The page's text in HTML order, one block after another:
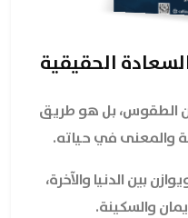
الحقيقية
الطقوس، بل هو طريق
والمعنى في حياته.
بين الدنيا والآخرة،
والسكينة.